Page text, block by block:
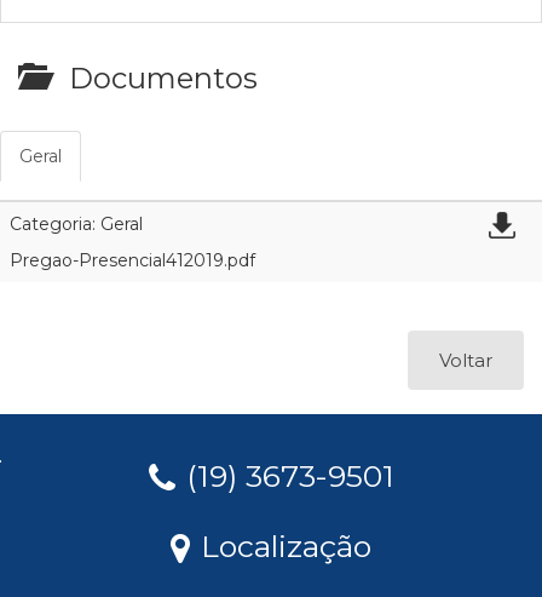
Documentos
Geral
Categoria: Geral
Pregao-Presencial412019.pdf
Voltar
(19) 3673-9501
Localização